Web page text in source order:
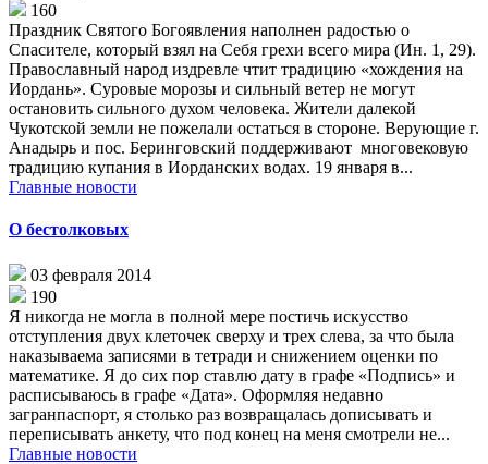
160
Праздник Святого Богоявления наполнен радостью о
Спасителе, который взял на Себя грехи всего мира (Ин. 1, 29).
Православный народ издревле чтит традицию «хождения на
Иордань». Суровые морозы и сильный ветер не могут
остановить сильного духом человека. Жители далекой
Чукотской земли не пожелали остаться в стороне. Верующие г.
Анадырь и пос. Беринговский поддерживают многовековую
традицию купания в Иорданских водах. 19 января в...
Главные новости
О бестолковых
03 февраля 2014
190
Я никогда не могла в полной мере постичь искусство
отступления двух клеточек сверху и трех слева, за что была
наказываема записями в тетради и снижением оценки по
математике. Я до сих пор ставлю дату в графе «Подпись» и
расписываюсь в графе «Дата». Оформляя недавно
загранпаспорт, я столько раз возвращалась дописывать и
переписывать анкету, что под конец на меня смотрели не...
Главные новости